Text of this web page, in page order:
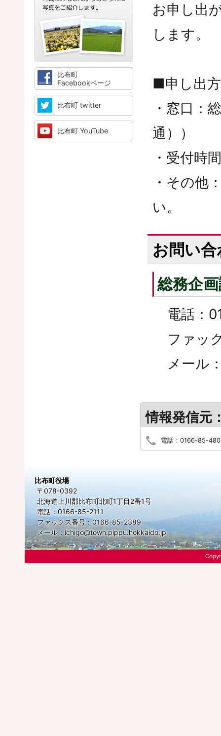
お申し出
します。
■申し出
・窓口：
通））
・受付時
・その他
い。
お問い
総務企
電話：
ファッ
メール
情報発信元
電話：0166-85-
比布町
Facebookページ
比布町 twitter
比布町 YouTube
比布町役場
〒078-0392
北海道上川郡比布町北町1丁目2番1号
電話：0166-85-2111
ファックス番号：0166-85-2389
メール：ichigo@town.pippu.hokkaido.jp